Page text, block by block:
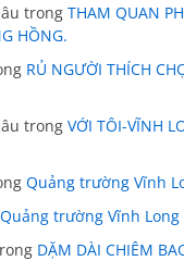
trong THAM QUAN
HỒNG.
RỦ NGƯỜI THÍCH
trong VỚI TÔI-VĨNH
Quảng trường Vĩnh
Quảng trường Vĩnh Long
DẶM DÀI CHIÊM